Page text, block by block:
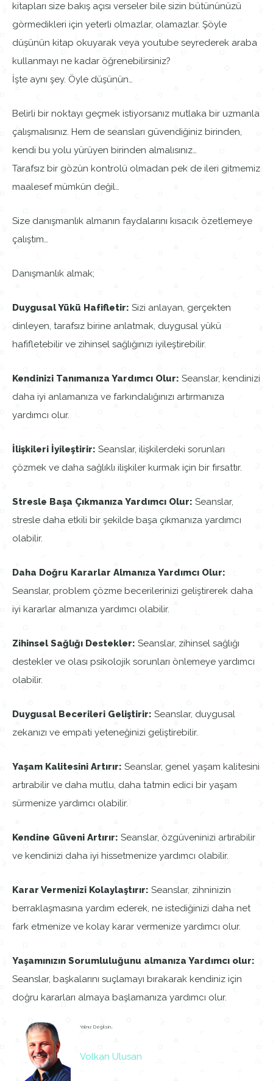
kitapları size bakış açısı verseler bile sizin bütününüzü
görmedikleri için yeterli olmazlar, olamazlar. Şöyle
düşünün kitap okuyarak veya youtube seyrederek araba
kullanmayı ne kadar öğrenebilirsiniz?
İşte aynı şey. Öyle düşünün…
Belirli bir noktayı geçmek istiyorsanız mutlaka bir uzmanla
çalışmalısınız. Hem de seansları güvendiğiniz birinden,
kendi bu yolu yürüyen birinden almalısınız…
Tarafsız bir gözün kontrolü olmadan pek de ileri gitmemiz
maalesef mümkün değil…
Size danışmanlık almanın faydalarını kısacık özetlemeye
çalıştım…
Danışmanlık almak;
Duygusal Yükü Hafifletir: Sizi anlayan, gerçekten
dinleyen, tarafsız birine anlatmak, duygusal yükü
hafifletebilir ve zihinsel sağlığınızı iyileştirebilir.
Kendinizi Tanımanıza Yardımcı Olur: Seanslar, kendinizi
daha iyi anlamanıza ve farkındalığınızı artırmanıza
yardımcı olur.
İlişkileri İyileştirir: Seanslar, ilişkilerdeki sorunları
çözmek ve daha sağlıklı ilişkiler kurmak için bir fırsattır.
Stresle Başa Çıkmanıza Yardımcı Olur: Seanslar,
stresle daha etkili bir şekilde başa çıkmanıza yardımcı
olabilir.
Daha Doğru Kararlar Almanıza Yardımcı Olur:
Seanslar, problem çözme becerilerinizi geliştirerek daha
iyi kararlar almanıza yardımcı olabilir.
Zihinsel Sağlığı Destekler: Seanslar, zihinsel sağlığı
destekler ve olası psikolojik sorunları önlemeye yardımcı
olabilir.
Duygusal Becerileri Geliştirir: Seanslar, duygusal
zekanızı ve empati yeteneğinizi geliştirebilir.
Yaşam Kalitesini Artırır: Seanslar, genel yaşam kalitesini
artırabilir ve daha mutlu, daha tatmin edici bir yaşam
sürmenize yardımcı olabilir.
Kendine Güveni Artırır: Seanslar, özgüveninizi artırabilir
ve kendinizi daha iyi hissetmenize yardımcı olabilir.
Karar Vermenizi Kolaylaştırır: Seanslar, zihninizin
berraklaşmasına yardım ederek, ne istediğinizi daha net
fark etmenize ve kolay karar vermenize yardımcı olur.
Yaşamınızın Sorumluluğunu almanıza Yardımcı olur:
Seanslar, başkalarını suçlamayı bırakarak kendiniz için
doğru kararları almaya başlamanıza yardımcı olur.
Yalnız Değilsin…
Volkan Ulusan